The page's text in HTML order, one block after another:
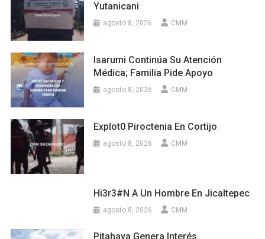
Yutanicani
agosto 8, 2026 CMM
Isarumi Continúa Su Atención
Médica; Familia Pide Apoyo
agosto 8, 2026 CMM
Explot0 Piroctenia En Cortijo
agosto 8, 2026 CMM
Hi3r3#n A Un Hombre En Jicaltepec
agosto 8, 2026 CMM
Pitahaya Genera Interés